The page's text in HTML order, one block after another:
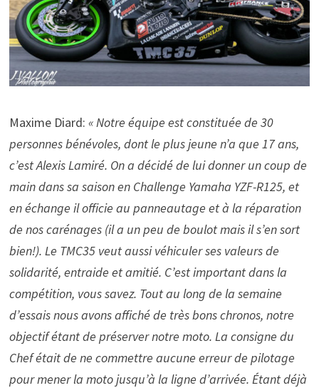
Maxime Diard: « Notre équipe est constituée de 30
personnes bénévoles, dont le plus jeune n’a que 17 ans,
c’est Alexis Lamiré. On a décidé de lui donner un coup de
main dans sa saison en Challenge Yamaha YZF-R125, et
en échange il officie au panneautage et à la réparation
de nos carénages (il a un peu de boulot mais il s’en sort
bien!). Le TMC35 veut aussi véhiculer ses valeurs de
solidarité, entraide et amitié. C’est important dans la
compétition, vous savez. Tout au long de la semaine
d’essais nous avons affiché de très bons chronos, notre
objectif étant de préserver notre moto. La consigne du
Chef était de ne commettre aucune erreur de pilotage
pour mener la moto jusqu’à la ligne d’arrivée. Étant déjà